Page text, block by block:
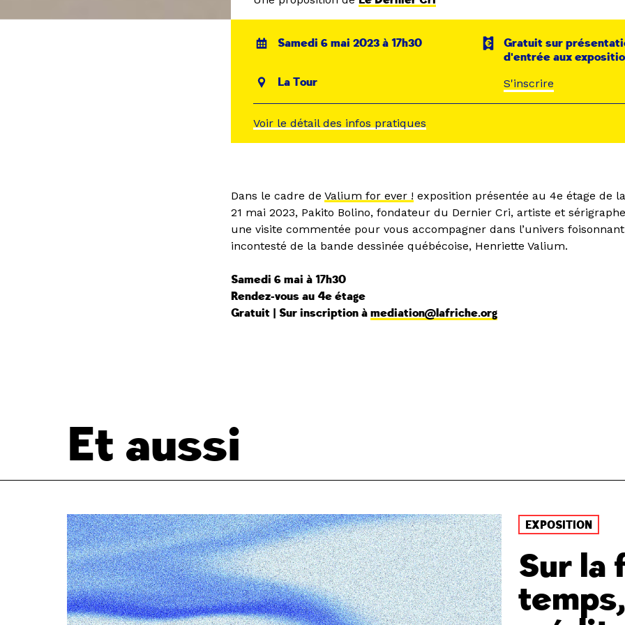
Samedi 6 mai 2023 à 17h30
Gratuit sur
d'entrée aux
La Tour
S'inscrire
Voir le détail des infos pratiques
Dans le cadre deValium for ever ! exposition présentée au 4e étage de
21 mai 2023, Pakito Bolino, fondateur du Dernier Cri, artiste et
une visite commentée pour vous accompagner dans l’univers
incontesté de la bande dessinée québécoise, Henriette Valium.
Samedi 6 mai à 17h30
Rendez-vous au 4e étage
Gratuit | Sur inscription àmediation@lafriche.org
Et aussi
EXPOSITION
Sur la